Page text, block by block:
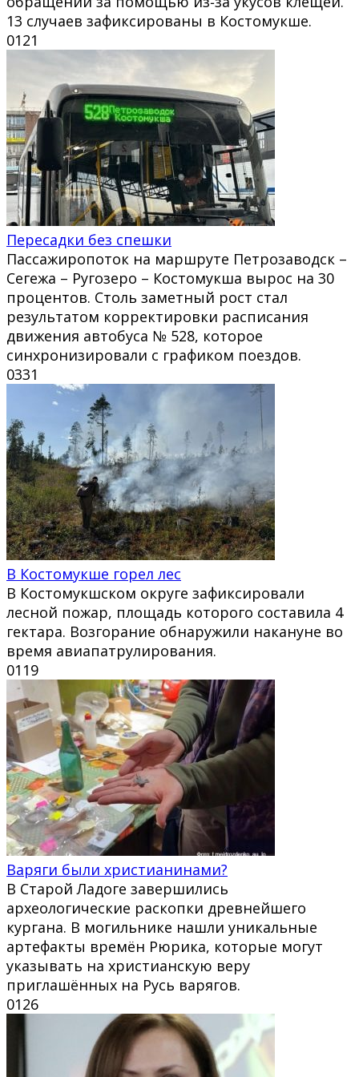
13 случаев зафиксированы в Костомукше.
0121
Пересадки без спешки
Пассажиропоток на маршруте Петрозаводск –
Сегежа – Ругозеро – Костомукша вырос на 30
процентов. Столь заметный рост стал
результатом корректировки расписания
движения автобуса № 528, которое
синхронизировали с графиком поездов.
0331
В Костомукше горел лес
В Костомукшском округе зафиксировали
лесной пожар, площадь которого составила 4
гектара. Возгорание обнаружили накануне во
время авиапатрулирования.
0119
Варяги были христианинами?
В Старой Ладоге завершились
археологические раскопки древнейшего
кургана. В могильнике нашли уникальные
артефакты времён Рюрика, которые могут
указывать на христианскую веру
приглашённых на Русь варягов.
0126